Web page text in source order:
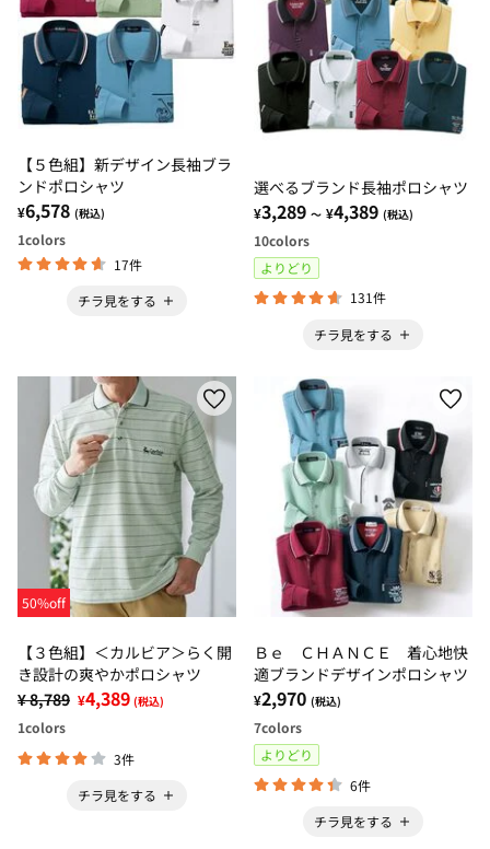
【５色組】新デザイン長袖ブラ
ンドポロシャツ
¥6,578 (税込)
1colors
17件
チラ見をする
選べるブランド長袖ポロシャツ
¥3,289 ～ ¥4,389 (税込)
10colors
よりどり
131件
チラ見をする
50%off
【３色組】＜カルビア＞らく開
き設計の爽やかポロシャツ
¥ 8,789 ¥4,389 (税込)
1colors
3件
チラ見をする
Ｂｅ ＣＨＡＮＣＥ 着心地快
適ブランドデザインポロシャツ
¥2,970 (税込)
7colors
よりどり
6件
チラ見をする